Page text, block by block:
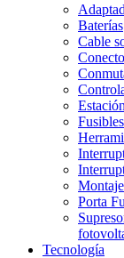
Baterías
Cable
Porta
Tecnología